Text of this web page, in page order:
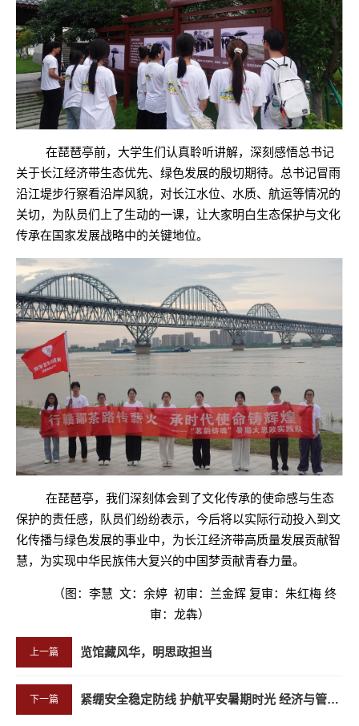
在琵琶亭前，大学生们认真聆听讲解，深刻感悟总书记
关于长江经济带生态优先、绿色发展的殷切期待。总书记冒雨
沿江堤步行察看沿岸风貌，对长江水位、水质、航运等情况的
关切，为队员们上了生动的一课，让大家明白生态保护与文化
传承在国家发展战略中的关键地位。
在琵琶亭，我们深刻体会到了文化传承的使命感与生态
保护的责任感，队员们纷纷表示， 今后将以实际行动投入到文
化传播与绿色发展的事业中，为长江经济带高质量发展贡献智
慧， 为实现中华民族伟大复兴的中国梦贡献青春力量。
（图：李慧 文：余婷 初审：兰金辉 复审：朱红梅 终
审：龙犇）
上一篇 览馆藏风华，明思政担当
下一篇 紧绷安全稳定防线 护航平安暑期时光 经济与管理学院开展暑期安全稳定工作部署会